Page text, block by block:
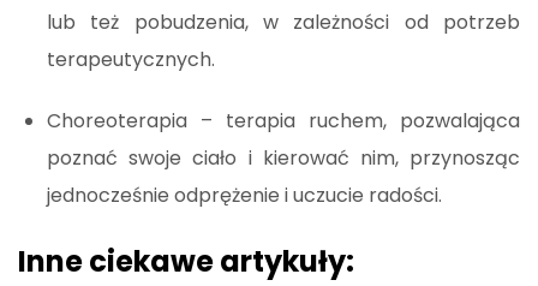
lub też pobudzenia, w zależności od potrzeb
terapeutycznych.
Choreoterapia – terapia ruchem, pozwalająca
poznać swoje ciało i kierować nim, przynosząc
jednocześnie odprężenie i uczucie radości.
Inne ciekawe artykuły: